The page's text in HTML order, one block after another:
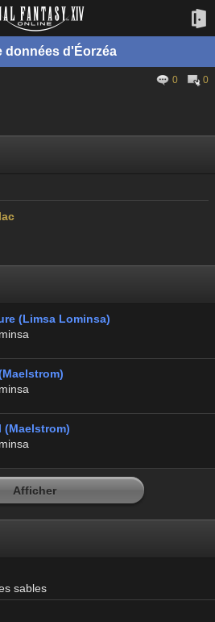
données d'Éorzéa
0 0
(Limsa Lominsa)
(Maelstrom)
Afficher
sables